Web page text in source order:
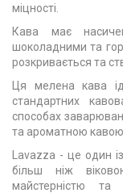
міцності.
Кава має
шоколадними та
розкривається та
Ця мелена кава
стандартних
способах
та ароматною кавою
Lavazza - це один
більш ніж
майстерністю та